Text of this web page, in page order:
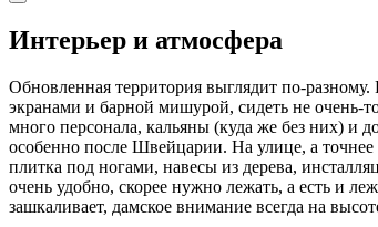
Интерьер и атмосфера
Обновленная территория выглядит по-
экранами и барной мишурой, сидеть не очень-
много персонала, кальяны (куда же без них) и
особенно после Швейцарии. На улице, а
плитка под ногами, навесы из дерева,
очень удобно, скорее нужно лежать, а есть и
зашкаливает, дамское внимание всегда на